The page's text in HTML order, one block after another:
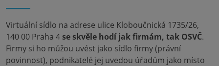
Virtuální sídlo na adrese ulice Kloboučnická 1735/26,
140 00 Praha 4se skvěle hodí jak firmám, tak OSVČ.
Firmy si ho můžou uvést jako sídlo firmy (právní
povinnost), podnikatelé jej uvedou úřadům jako místo